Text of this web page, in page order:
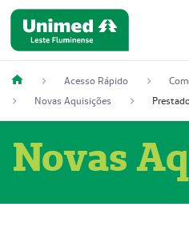
Acesso Rápido
Novas Aquisições
Novas